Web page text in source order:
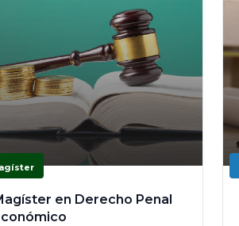
en Derecho Penal